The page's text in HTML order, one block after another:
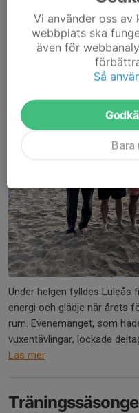
Under helgen fylldes Luleås
energi och glädje när årets
rum. Evenemanget, som
vuxentävlingar, lockade
Läs mer
Vi använder oss
webbplats ska
även för
Så
Bara